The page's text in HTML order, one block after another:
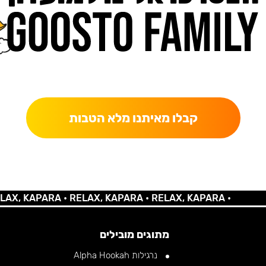
קבלו מאיתנו מלא הטבות
•RELAX, KAPARA •RELAX, KAPARA •
מתוגים מובילים
נרגילות Alpha Hookah